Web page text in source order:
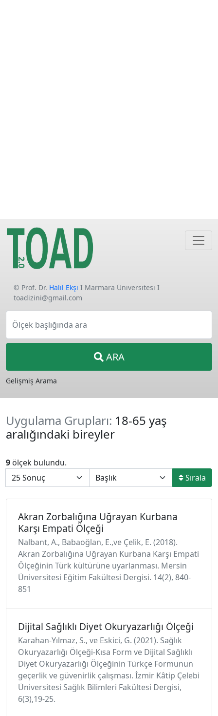
© Prof. Dr. Halil Ekşi I Marmara Üniversitesi I
toadizini@gmail.com
Ölçek başlığında ara
ARA
Gelişmiş Arama
Uygulama Grupları: 18-65 yaş
aralığındaki bireyler
9 ölçek bulundu.
Sırala
Akran Zorbalığına Uğrayan Kurbana
Karşı Empati Ölçeği
Nalbant, A., Babaoğlan, E.,ve Çelik, E. (2018).
Akran Zorbalığına Uğrayan Kurbana Karşı Empati
Ölçeğinin Türk kültürüne uyarlanması. Mersin
Üniversitesi Eğitim Fakültesi Dergisi. 14(2), 840-
851
Dijital Sağlıklı Diyet Okuryazarlığı Ölçeği
Karahan-Yılmaz, S., ve Eskici, G. (2021). Sağlık
Okuryazarlığı Ölçeği-Kısa Form ve Dijital Sağlıklı
Diyet Okuryazarlığı Ölçeğinin Türkçe Formunun
geçerlik ve güvenirlik çalışması. İzmir Kâtip Çelebi
Üniversitesi Sağlık Bilimleri Fakültesi Dergisi,
6(3),19-25.